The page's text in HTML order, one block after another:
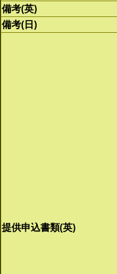
備考(英)
備考(日)
提供申込書類(英)